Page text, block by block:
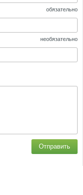
обязательно
необязательно
Отправить